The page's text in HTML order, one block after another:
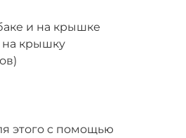
и на крышке
на крышку
этого с помощью